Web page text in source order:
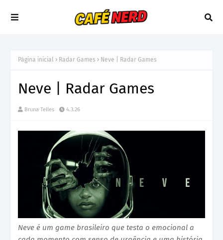
Página inicial Radar Games Neve | Radar Games
Neve | Radar Games
Bruna Telles 4.3.26
Neve é um game brasileiro que testa o emocional a